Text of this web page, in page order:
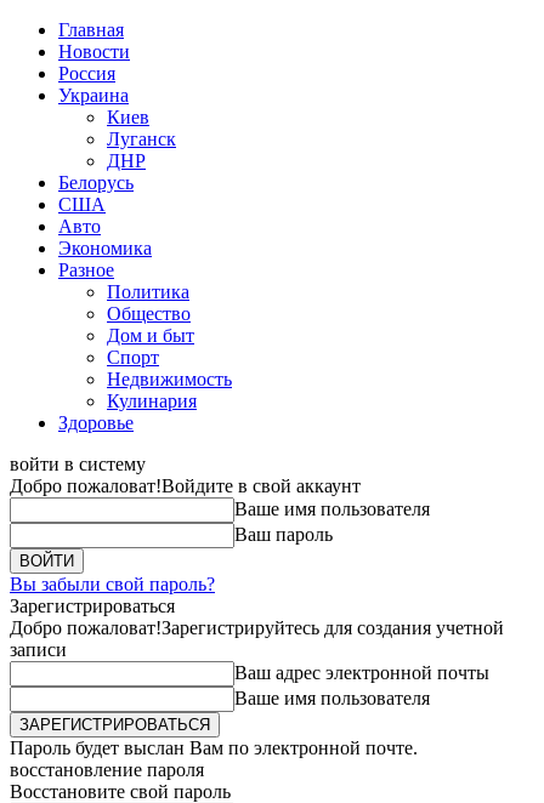
Главная
Новости
Россия
Украина
Киев
Луганск
ДНР
Белорусь
США
Авто
Экономика
Разное
Политика
Общество
Дом и быт
Спорт
Недвижимость
Кулинария
Здоровье
войти в систему
Добро пожаловат!Войдите в свой аккаунт
Ваше имя пользователя
Ваш пароль
Вы забыли свой пароль?
Зарегистрироваться
Добро пожаловат!Зарегистрируйтесь для создания учетной
записи
Ваш адрес электронной почты
Ваше имя пользователя
Пароль будет выслан Вам по электронной почте.
восстановление пароля
Восстановите свой пароль